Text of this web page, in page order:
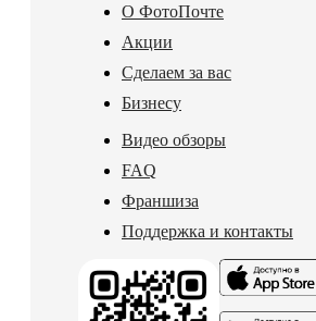
О ФотоПочте
Акции
Сделаем за вас
Бизнесу
Видео обзоры
FAQ
Франшиза
Поддержка и контакты